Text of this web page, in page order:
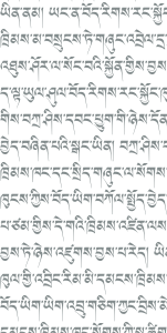
ཡིན་ནམ།
ཁྲིམས་མ་བསྲུངས་ཏེ་གཞུང་འབྲེལ་དྲ་
འཐུས་ཤོར་ལ་སོང་བའི་སྐྱོན་གྱིས་
ད་ལྟ་ཡུལ་ཤུལ་བོད་རིགས་རང་སྐྱོ
གིས་བཀྲ་ཤིས་དབང་ཕྱུག་གི་ཉེ
བྱེད་བཞིན་པའི་སྒང་ཡིན།
ཁྲིམས་ཁང་དང་སྲིད་གཞུང་
ཁུངས་ཀྱིས་བོད་ཡིག་བཀོ
པ་ཙམ་གྱིས་དེ་གའི་
བྱས་ཏེ་ཉེས་འཛུགས་བྱས་པ་རེད།
ཁུལ་གྱི་འབྲིང་རིམ་མི་དམངས་ཁྲི
བོད་ཡིག་ཡིག་འབྲུ་གཅིག་